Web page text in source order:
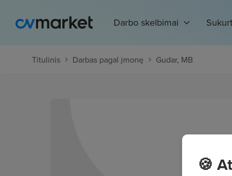
Darbo skelbimai
Titulinis Darbas pagal įmonę Gudar, MB
🍪